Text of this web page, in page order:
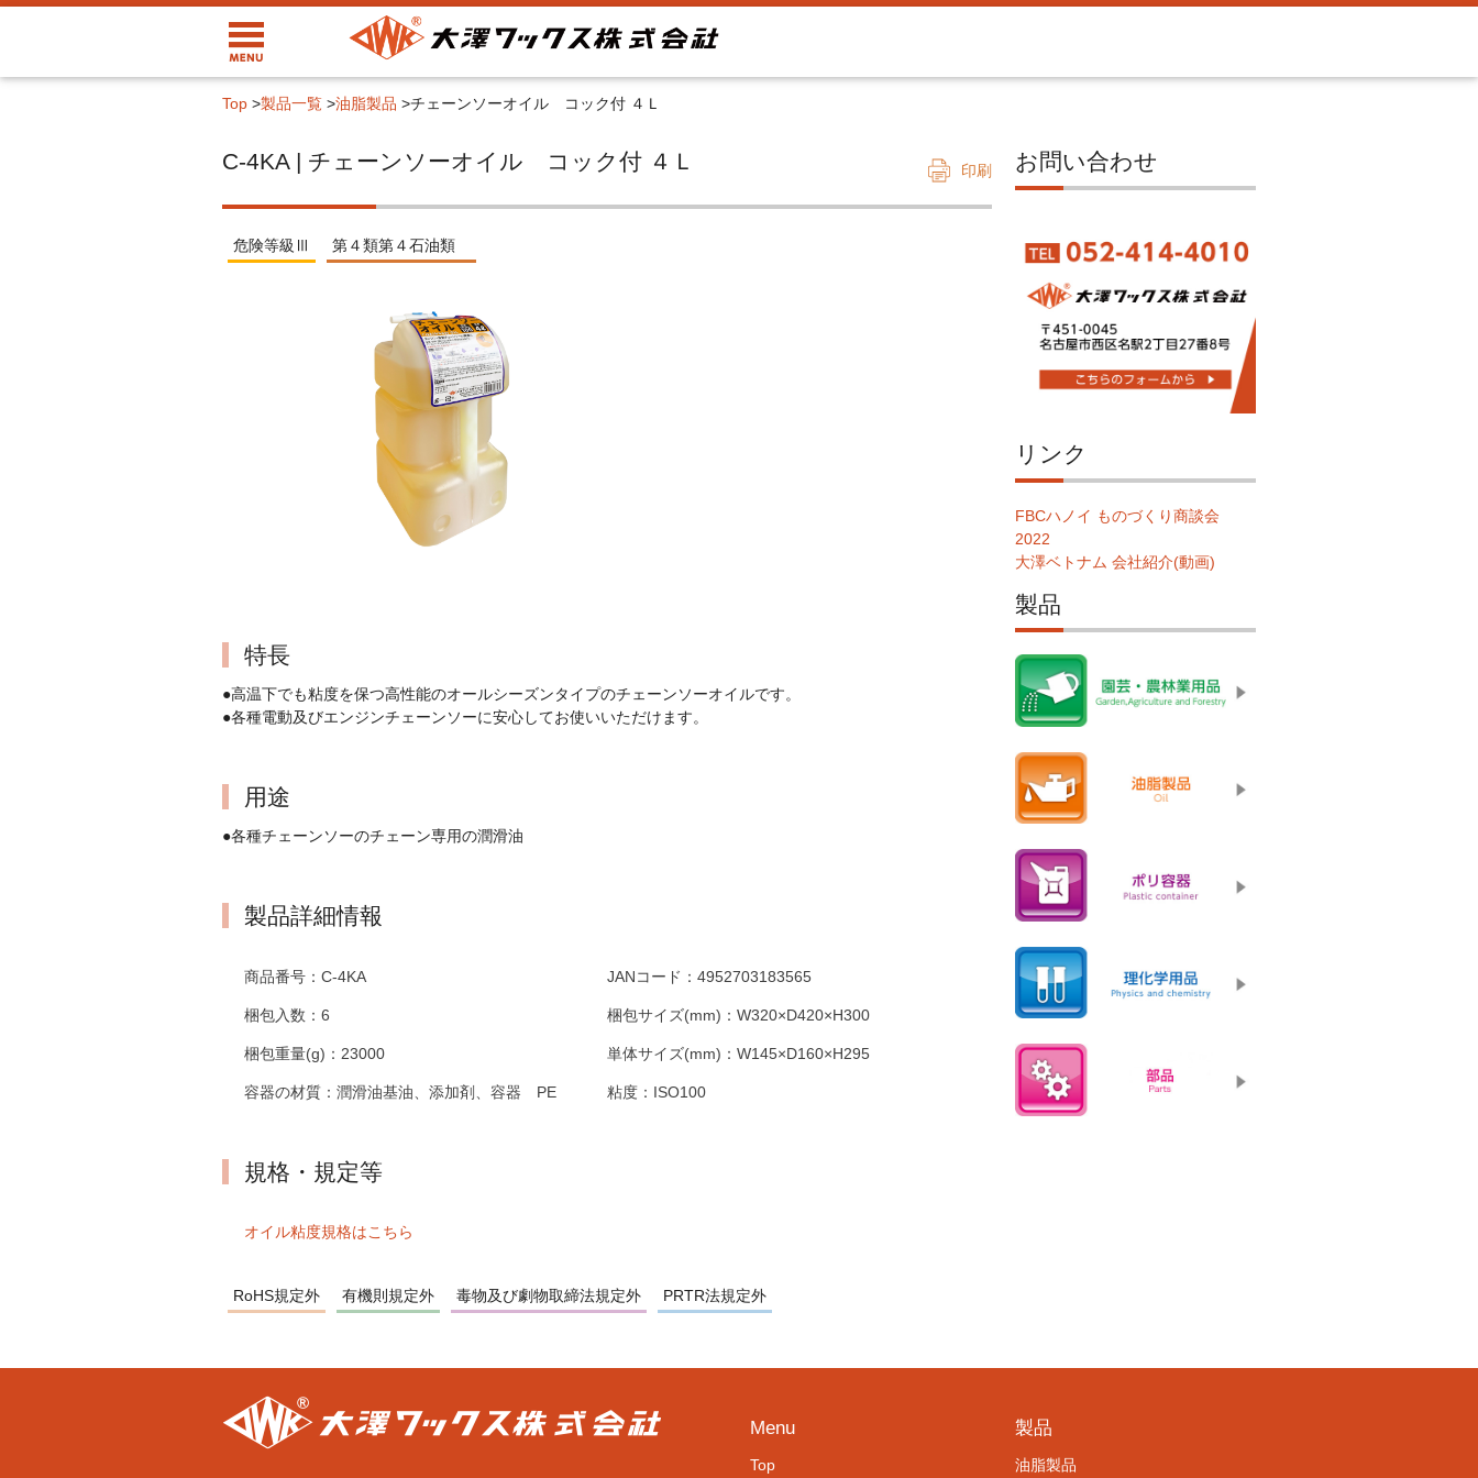
Top >製品一覧 >油脂製品 >チェーンソーオイル コック付 ４Ｌ
C-4KA | チェーンソーオイル コック付 ４Ｌ 印刷
危険等級Ⅲ 第４類第４石油類
特長
●高温下でも粘度を保つ高性能のオールシーズンタイプのチェーンソーオイルです。
●各種電動及びエンジンチェーンソーに安心してお使いいただけます。
用途
●各種チェーンソーのチェーン専用の潤滑油
製品詳細情報
商品番号： C-4KA JANコード： 4952703183565
梱包入数： 6 梱包サイズ(mm)： W320×D420×H300
梱包重量(g)： 23000 単体サイズ(mm)： W145×D160×H295
容器の材質： 潤滑油基油、添加剤、容器 PE 粘度： ISO100
規格・規定等
オイル粘度規格はこちら
RoHS規定外 有機則規定外 毒物及び劇物取締法規定外 PRTR法規定外
お問い合わせ
リンク
FBCハノイ ものづくり商談会
2022
大澤ベトナム 会社紹介(動画)
製品
Menu
Top
製品
油脂製品